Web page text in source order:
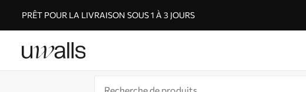
PRÊT POUR LA LIVRAISON SOUS 1 À 3 JOURS